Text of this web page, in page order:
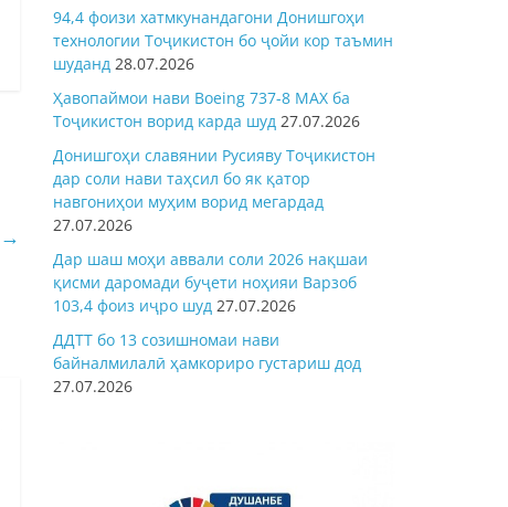
→
94,4 фоизи хатмкунандагони Донишгоҳи
технологии Тоҷикистон бо ҷойи кор таъмин
шуданд 28.07.2026
Ҳавопаймои нави Boeing 737-8 MAX ба
Тоҷикистон ворид карда шуд 27.07.2026
Донишгоҳи славянии Русияву Тоҷикистон
дар соли нави таҳсил бо як қатор
навгониҳои муҳим ворид мегардад
27.07.2026
Дар шаш моҳи аввали соли 2026 нақшаи
қисми даромади буҷети ноҳияи Варзоб
103,4 фоиз иҷро шуд 27.07.2026
ДДТТ бо 13 созишномаи нави
байналмилалӣ ҳамкориро густариш дод
27.07.2026